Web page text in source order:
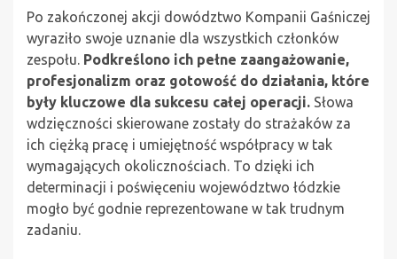
Po zakończonej akcji dowództwo Kompanii Gaśniczej
wyraziło swoje uznanie dla wszystkich członków
zespołu. Podkreślono ich pełne zaangażowanie,
profesjonalizm oraz gotowość do działania, które
były kluczowe dla sukcesu całej operacji. Słowa
wdzięczności skierowane zostały do strażaków za
ich ciężką pracę i umiejętność współpracy w tak
wymagających okolicznościach. To dzięki ich
determinacji i poświęceniu województwo łódzkie
mogło być godnie reprezentowane w tak trudnym
zadaniu.